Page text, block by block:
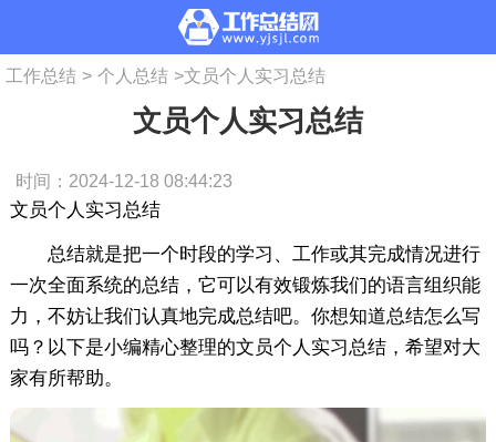
工作总结 > 个人总结 >文员个人实习总结
文员个人实习总结
时间：2024-12-18 08:44:23
文员个人实习总结
总结就是把一个时段的学习、工作或其完成情况进行
一次全面系统的总结，它可以有效锻炼我们的语言组织能
力，不妨让我们认真地完成总结吧。你想知道总结怎么写
吗？以下是小编精心整理的文员个人实习总结，希望对大
家有所帮助。